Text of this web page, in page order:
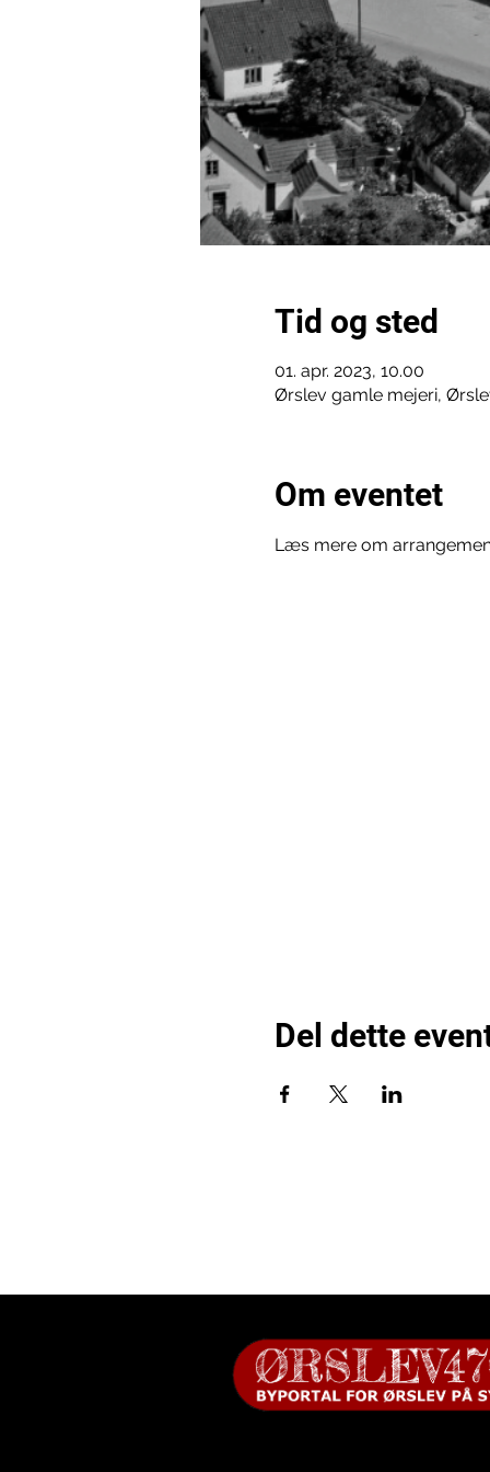
Tid og sted
01. apr. 2023, 10.00
Ørslev gamle mejeri,
Om eventet
Læs mere om
Del dette